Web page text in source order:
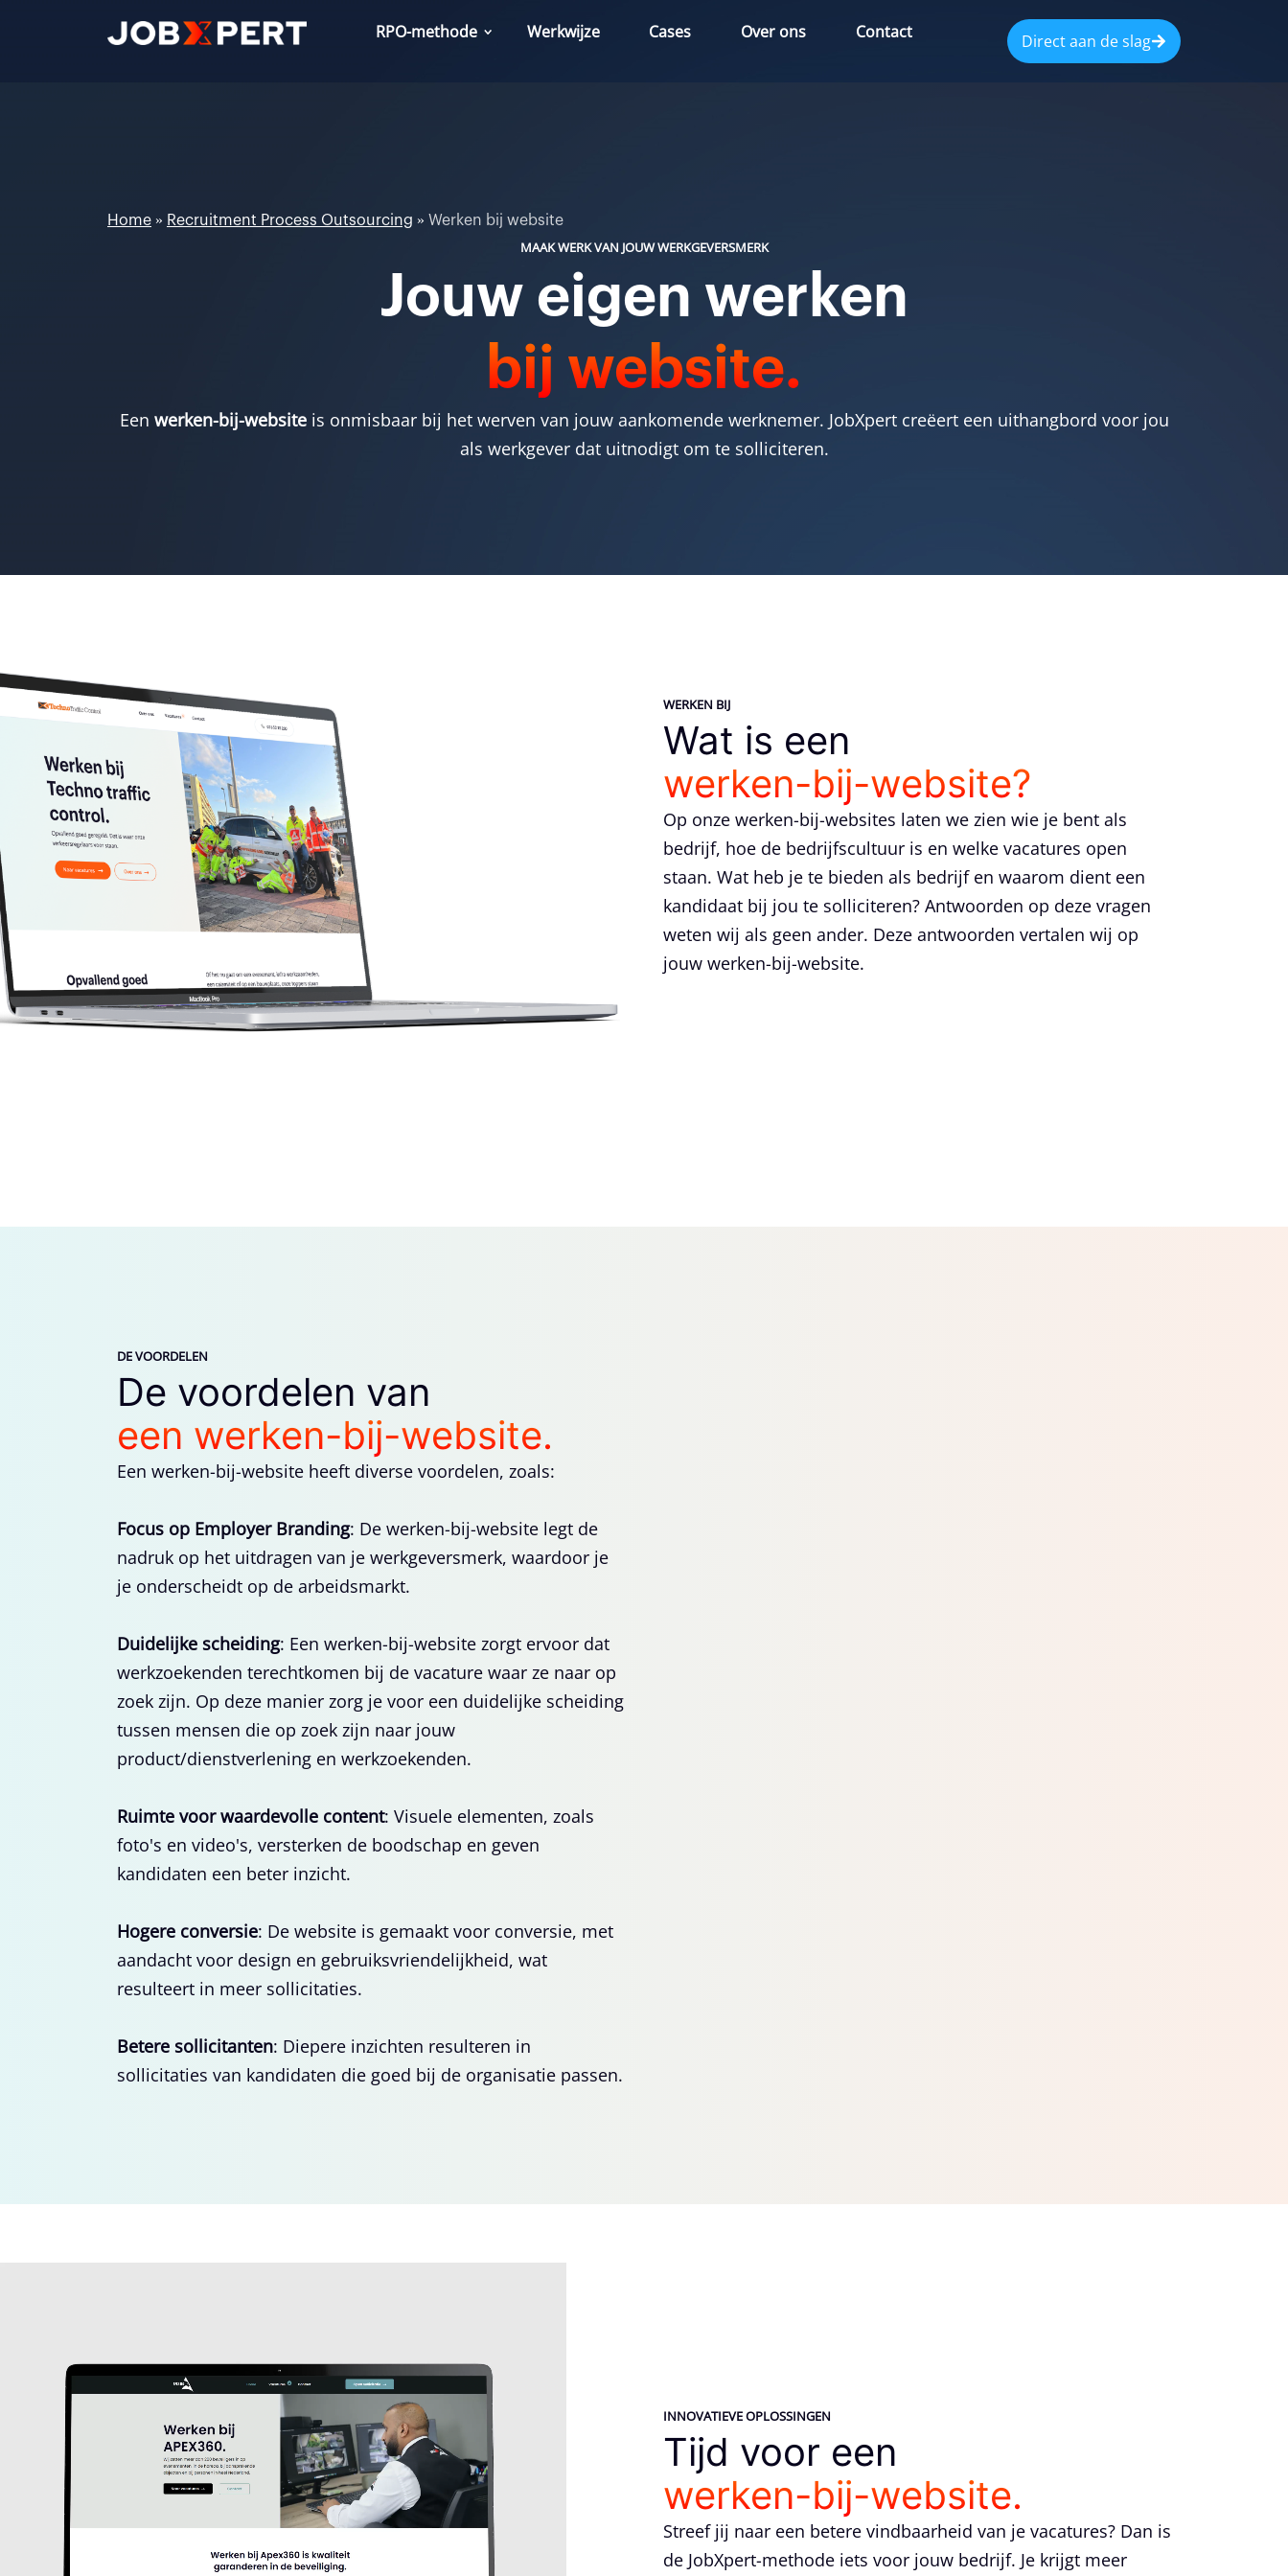
RPO-methode Werkwijze Cases Over ons Contact Direct aan de slag
Home » Recruitment Process Outsourcing » Werken bij website
MAAK WERK VAN JOUW WERKGEVERSMERK
Jouw eigen werken
bij website.
Een werken-bij-websiteis onmisbaar bij het werven van jouw aankomende werknemer. JobXpert creëert een uithangbord voor jou
als werkgever dat uitnodigt om te solliciteren.
WERKEN BIJ
Wat is een
werken-bij-website?
Op onze werken-bij-websites laten we zien wie je bent als
bedrijf, hoe de bedrijfscultuur is en welke vacatures open
staan. Wat heb je te bieden als bedrijf en waarom dient een
kandidaat bij jou te solliciteren? Antwoorden op deze vragen
weten wij als geen ander. Deze antwoorden vertalen wij op
jouw werken-bij-website.
DE VOORDELEN
De voordelen van
een werken-bij-website.
Een werken-bij-website heeft diverse voordelen, zoals:
Focus op Employer Branding: De werken-bij-website legt de
nadruk op het uitdragen van je werkgeversmerk, waardoor je
je onderscheidt op de arbeidsmarkt.
Duidelijke scheiding: Een werken-bij-website zorgt ervoor dat
werkzoekenden terechtkomen bij de vacature waar ze naar op
zoek zijn. Op deze manier zorg je voor een duidelijke scheiding
tussen mensen die op zoek zijn naar jouw
product/dienstverlening en werkzoekenden.
Ruimte voor waardevolle content: Visuele elementen, zoals
foto's en video's, versterken de boodschap en geven
kandidaten een beter inzicht.
Hogere conversie: De website is gemaakt voor conversie, met
aandacht voor design en gebruiksvriendelijkheid, wat
resulteert in meer sollicitaties.
Betere sollicitanten: Diepere inzichten resulteren in
sollicitaties van kandidaten die goed bij de organisatie passen.
INNOVATIEVE OPLOSSINGEN
Tijd voor een
werken-bij-website.
Streef jij naar een betere vindbaarheid van je vacatures? Dan is
de JobXpert-methode iets voor jouw bedrijf. Je krijgt meer